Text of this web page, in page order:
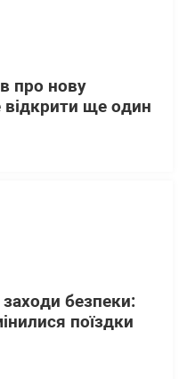
про нову
відкрити ще один
заходи безпеки:
поїздки